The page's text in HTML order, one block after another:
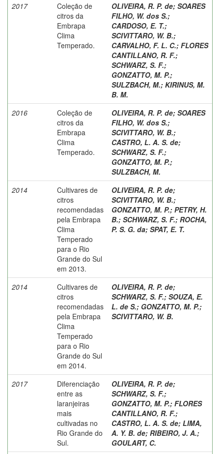
2017
Coleção de
citros da
Embrapa
Clima
Temperado.
OLIVEIRA, R. P. de; SOARES
FILHO, W. dos S.;
CARDOSO, E. T.;
SCIVITTARO, W. B.;
CARVALHO, F. L. C.; FLORES
CANTILLANO, R. F.;
SCHWARZ, S. F.;
GONZATTO, M. P.;
SULZBACH, M.; KIRINUS, M.
B. M.
2016
Coleção de
citros da
Embrapa
Clima
Temperado.
OLIVEIRA, R. P. de; SOARES
FILHO, W. dos S.;
SCIVITTARO, W. B.;
CASTRO, L. A. S. de;
SCHWARZ, S. F.;
GONZATTO, M. P.;
SULZBACH, M.
2014
Cultivares de
citros
recomendadas
pela Embrapa
Clima
Temperado
para o Rio
Grande do Sul
em 2013.
OLIVEIRA, R. P. de;
SCIVITTARO, W. B.;
GONZATTO, M. P.; PETRY, H.
B.; SCHWARZ, S. F.; ROCHA,
P. S. G. da; SPAT, E. T.
2014
Cultivares de
citros
recomendadas
pela Embrapa
Clima
Temperado
para o Rio
Grande do Sul
em 2014.
OLIVEIRA, R. P. de;
SCHWARZ, S. F.; SOUZA, E.
L. de S.; GONZATTO, M. P.;
SCIVITTARO, W. B.
2017
Diferenciação
entre as
laranjeiras
mais
cultivadas no
Rio Grande do
Sul.
OLIVEIRA, R. P. de;
SCHWARZ, S. F.;
GONZATTO, M. P.; FLORES
CANTILLANO, R. F.;
CASTRO, L. A. S. de; LIMA,
A. Y. B. de; RIBEIRO, J. A.;
GOULART, C.